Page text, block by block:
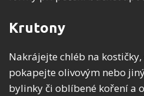
Krutony
Nakrájejte chléb na
pokapejte olivovým nebo
bylinky či oblíbené koření a